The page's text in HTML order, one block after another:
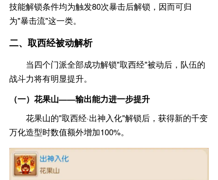
技能解锁条件均为触发80次暴击后解锁，因而可归
为"暴击流"这一类。
二、取西经被动解析
当四个门派全部成功解锁"取西经"被动后，队伍的
战斗力将有明显提升。
（一）花果山——输出能力进一步提升
花果山的"取西经·出神入化"解锁后，获得新的千变
万化造型时数值额外增加100%。